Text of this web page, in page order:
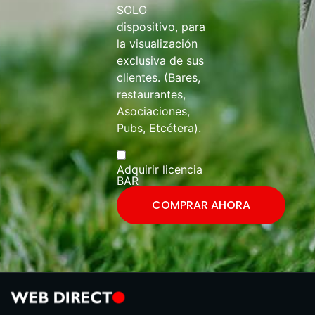
SOLO
dispositivo, para
la visualización
exclusiva de sus
clientes. (Bares,
restaurantes,
Asociaciones,
Pubs, Etcétera).
Adquirir licencia
BAR
COMPRAR AHORA